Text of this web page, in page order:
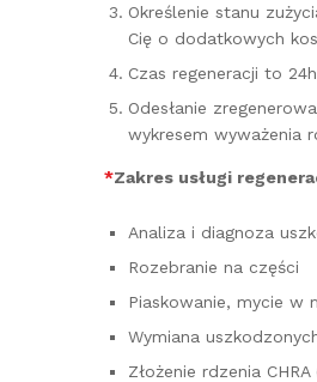
Określenie stanu
Cię o dodatkowych
Czas regeneracji to
Odesłanie
wykresem wyważenia
*Zakres usługi
Analiza i diagnoza
Rozebranie na części
Piaskowanie, mycie w
Wymiana
Złożenie rdzenia